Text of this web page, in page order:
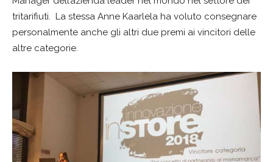
tritarifiuti. La stessa Anne Kaarlela ha voluto consegnare
personalmente anche gli altri due premi ai vincitori delle
altre categorie.